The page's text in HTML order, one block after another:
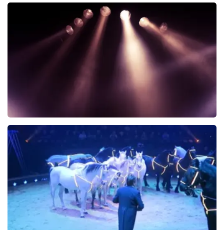
next to normal
KOOP TICKETS
Raymond Mens
reviews
KOOP TICKETS